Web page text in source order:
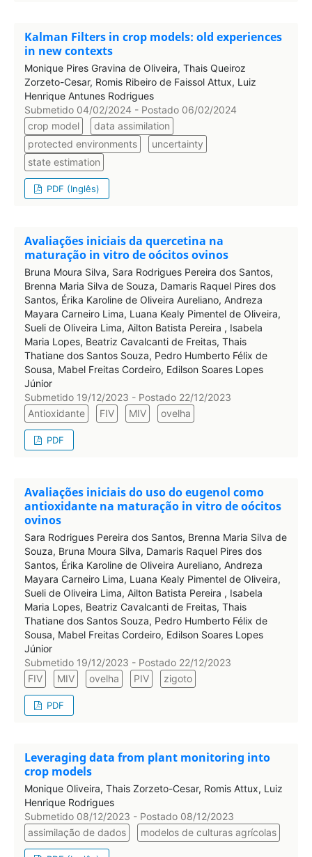
Kalman Filters in crop models: old experiences
in new contexts
Monique Pires Gravina de Oliveira, Thais Queiroz
Zorzeto-Cesar, Romis Ribeiro de Faissol Attux, Luiz
Henrique Antunes Rodrigues
Submetido 04/02/2024 - Postado 06/02/2024
crop model
data assimilation
protected environments
uncertainty
state estimation
PDF (Inglês)
Avaliações iniciais da quercetina na
maturação in vitro de oócitos ovinos
Bruna Moura Silva, Sara Rodrigues Pereira dos Santos,
Brenna Maria Silva de Souza, Damaris Raquel Pires dos
Santos, Érika Karoline de Oliveira Aureliano, Andreza
Mayara Carneiro Lima, Luana Kealy Pimentel de Oliveira,
Sueli de Oliveira Lima, Ailton Batista Pereira , Isabela
Maria Lopes, Beatriz Cavalcanti de Freitas, Thais
Thatiane dos Santos Souza, Pedro Humberto Félix de
Sousa, Mabel Freitas Cordeiro, Edilson Soares Lopes
Júnior
Submetido 19/12/2023 - Postado 22/12/2023
Antioxidante
FIV MIV ovelha
PDF
Avaliações iniciais do uso do eugenol como
antioxidante na maturação in vitro de oócitos
ovinos
Sara Rodrigues Pereira dos Santos, Brenna Maria Silva de
Souza, Bruna Moura Silva, Damaris Raquel Pires dos
Santos, Érika Karoline de Oliveira Aureliano, Andreza
Mayara Carneiro Lima, Luana Kealy Pimentel de Oliveira,
Sueli de Oliveira Lima, Ailton Batista Pereira , Isabela
Maria Lopes, Beatriz Cavalcanti de Freitas, Thais
Thatiane dos Santos Souza, Pedro Humberto Félix de
Sousa, Mabel Freitas Cordeiro, Edilson Soares Lopes
Júnior
Submetido 19/12/2023 - Postado 22/12/2023
FIV
MIV ovelha PIV zigoto
PDF
Leveraging data from plant monitoring into
crop models
Monique Oliveira, Thais Zorzeto-Cesar, Romis Attux, Luiz
Henrique Rodrigues
Submetido 08/12/2023 - Postado 08/12/2023
assimilação de dados
modelos de culturas agrícolas